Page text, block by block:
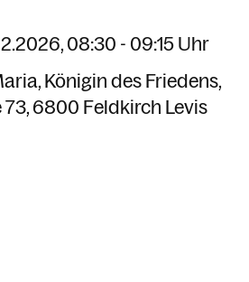
08:30 - 09:15 Uhr
Königin des Friedens
73 6800 Feldkirch Levis